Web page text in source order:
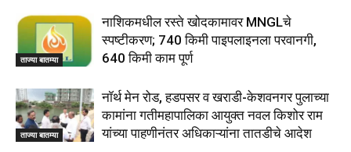
ताज्या बातम्या
नाशिकमधील रस्ते खोदकामावर MNGLचे
स्पष्टीकरण; 740 किमी पाइपलाइनला परवानगी,
640 किमी काम पूर्ण
ताज्या बातम्या
नॉर्थ मेन रोड, हडपसर व खराडी-केशवनगर पुलाच्या
कामांना गतीमहापालिका आयुक्त नवल किशोर राम
यांच्या पाहणीनंतर अधिकाऱ्यांना तातडीचे आदेश